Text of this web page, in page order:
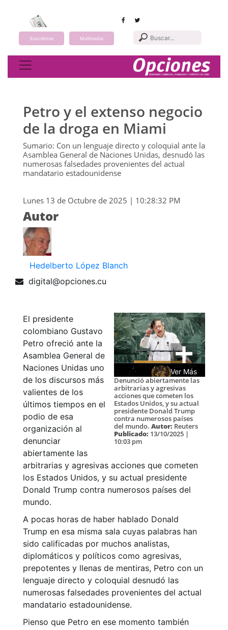
Suscribirse Multimedia
Toggle navigation
Petro y el extenso negocio
de la droga en Miami
Sumario: Con un lenguaje directo y coloquial ante la
Asamblea General de Naciones Unidas, desnudó las
numerosas falsedades provenientes del actual
mandatario estadounidense
Lunes 13 de Octubre de 2025 | 10:28:32 PM
Autor
Hedelberto López Blanch
digital@opciones.cu
Ver Más
Denunció abiertamente las
arbitrarias y agresivas
acciones que cometen los
Estados Unidos, y su actual
presidente Donald Trump
contra numerosos países
del mundo. Autor: Reuters
Publicado: 13/10/2025 |
10:03 pm
El presidente
colombiano Gustavo
Petro ofreció ante la
Asamblea General de
Naciones Unidas uno
de los discursos más
valientes de los
últimos tiempos en el
podio de esa
organización al
denunciar
abiertamente las
arbitrarias y agresivas acciones que cometen
los Estados Unidos, y su actual presidente
Donald Trump contra numerosos países del
mundo.
A pocas horas de haber hablado Donald
Trump en esa misma sala cuyas palabras han
sido calificadas por muchos analistas,
diplomáticos y políticos como agresivas,
prepotentes y llenas de mentiras, Petro con un
lenguaje directo y coloquial desnudó las
numerosas falsedades provenientes del actual
mandatario estadounidense.
Pienso que Petro en ese momento también